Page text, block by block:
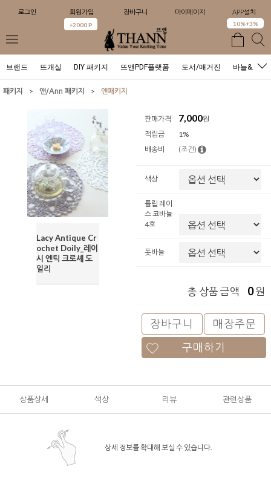
로그인 회원가입
+2000 P
장바구니 마이페이지 APP설치
10%+3%
브랜드 뜨개실 DIY 패키지 뜨앤PDF플랫폼 도서/매거진 바늘&도구
패키지 > 앤/Ann 패키지 > 앤패키지
Lacy Antique Cr
ochet Doily_레이
시 엔틱 크로셰 도
일리
판매가격 7,000원
적립금
1%
배송비
(조건)
색상
튤립 레이
스 코바늘
4호
돗바늘
총 상품 금액 0원
장바구니
매장주문
구매하기
상품상세 색상 리뷰 관련상품
상세 정보를 확대해 보실 수 있습니다.